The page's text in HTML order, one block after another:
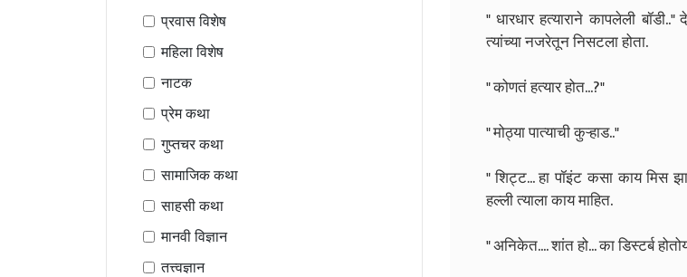
प्रवास विशेष
महिला विशेष
नाटक
प्रेम कथा
गुप्तचर कथा
सामाजिक कथा
साहसी कथा
मानवी विज्ञान
तत्त्वज्ञान
" धारधार हत्याराने कापलेली
त्यांच्या नजरेतून निसटला होता.
" कोणतं हत्यार होत...?"
" मोठ्या पात्याची कुऱ्हाड.."
" शिट्ट... हा पॉइंट कसा काय मिस
हल्ली त्याला काय माहित.
" अनिकेत.... शांत हो... का डिस्टर्ब